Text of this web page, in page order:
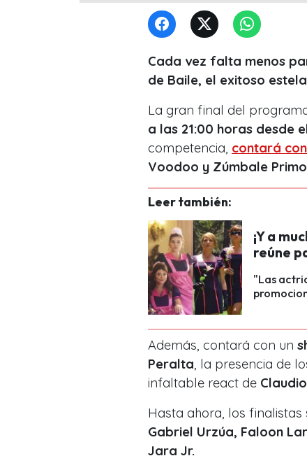
Cada vez falta menos
de Baile, el exitoso
La gran final del
a las 21:00 horas desde
competencia, contará
Voodoo y Zúmbale
Leer también:
¡Y a
reúne
"Las
Además, contará con un
Peralta , la presencia de
infaltable react de
Hasta ahora, los finalistas
Gabriel Urzúa, Faloon
Jara Jr.